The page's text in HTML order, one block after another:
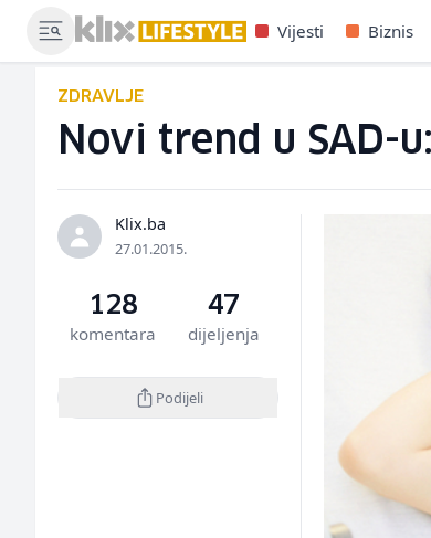
Vijesti Biznis
ZDRAVLJE
Novi trend u SAD-
Klix.ba
27.01.2015.
128
komentara
47
dijeljenja
Podijeli